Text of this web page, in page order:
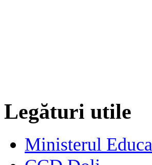
Legături utile
Ministerul